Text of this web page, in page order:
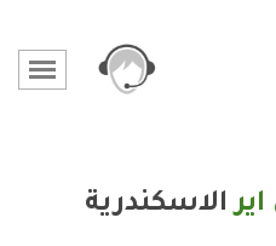
الاسكندرية